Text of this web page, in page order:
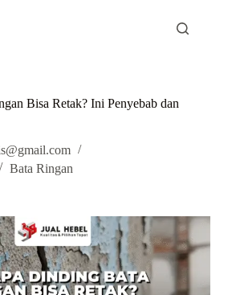
Bisa Retak? Ini Penyebab dan
Bata Ringan